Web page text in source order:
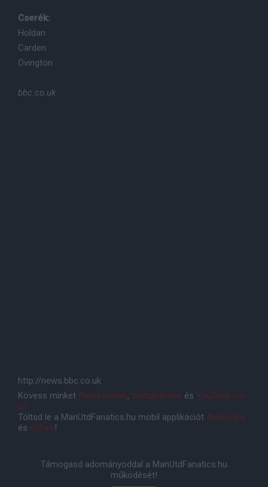
Cserék:
Holdan
Carden
Ovington
bbc.co.uk
http://news.bbc.co.uk
Kövess minket Facebookon, Instagramon és YouTube-on
is!
Töltsd le a ManUtdFanatics.hu mobil applikációt Androidra
és iOS-re!
Támogasd adományoddal a ManUtdFanatics.hu
működését!